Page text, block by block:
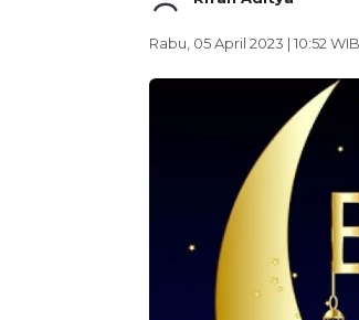
Rabu, 05 April 2023 | 10:52 WIB